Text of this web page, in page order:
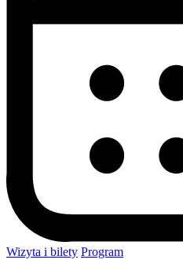
Wizyta i bilety Program